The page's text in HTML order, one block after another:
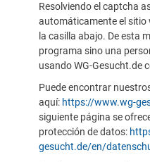
Resolviendo el captcha
automáticamente el sitio
la casilla abajo. De esta
programa sino una
usando WG-Gesucht.de
Puede encontrar
aquí: https://www.wg-
siguiente página se
protección de datos:
gesucht.de/en/